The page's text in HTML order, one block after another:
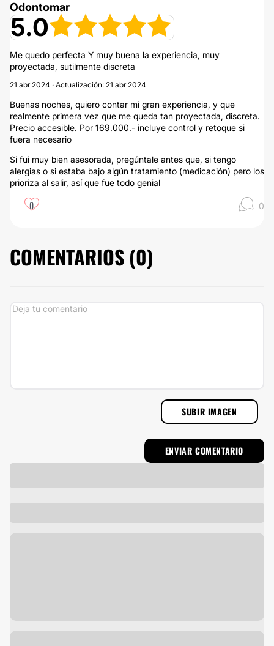
Odontomar
5.0
Me quedo perfecta Y muy buena la experiencia, muy
proyectada, sutilmente discreta
21 abr 2024 · Actualización: 21 abr 2024
Buenas noches, quiero contar mi gran experiencia, y que
realmente primera vez que me queda tan proyectada, discreta.
Precio accesible. Por 169.000.- incluye control y retoque si
fuera necesario
Si fui muy bien asesorada, pregúntale antes que, si tengo
alergias o si estaba bajo algún tratamiento (medicación) pero los
prioriza al salir, así que fue todo genial
0 0
COMENTARIOS (0)
SUBIR IMAGEN